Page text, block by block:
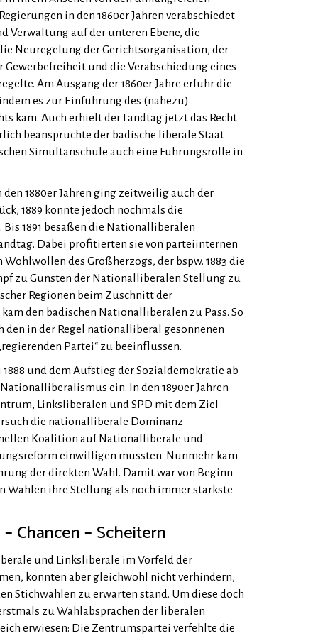
in den 1860er Jahren verabschiedet
Verwaltung auf der unteren Ebene, die
Neuregelung der Gerichtsorganisation, der
und die Verabschiedung eines
Am Ausgang der 1860er Jahre erfuhr die
es zur Einführung des (nahezu)
kam. Auch erhielt der Landtag jetzt das Recht
beanspruchte der badische liberale Staat
Simultanschule auch eine Führungsrolle in
1880er Jahren ging zeitweilig auch der
1889 konnte jedoch nochmals die
1891 besaßen die Nationalliberalen
Dabei profitierten sie von parteiinternen
des Großherzogs, der bspw. 1883 die
zu Gunsten der Nationalliberalen Stellung zu
Regionen beim Zuschnitt der
den badischen Nationalliberalen zu Pass. So
in der Regel nationalliberal gesonnenen
Partei“ zu beeinflussen.
und dem Aufstieg der Sozialdemokratie ab
ein. In den 1890er Jahren
Linksliberalen und SPD mit dem Ziel
die nationalliberale Dominanz
Koalition auf Nationalliberale und
einwilligen mussten. Nunmehr kam
der direkten Wahl. Damit war von Beginn
Wahlen ihre Stellung als noch immer stärkste
Chancen – Scheitern
und Linksliberale im Vorfeld der
konnten aber gleichwohl nicht verhindern,
Stichwahlen zu erwarten stand. Um diese doch
zu Wahlabsprachen der liberalen
erwiesen: Die Zentrumspartei verfehlte die